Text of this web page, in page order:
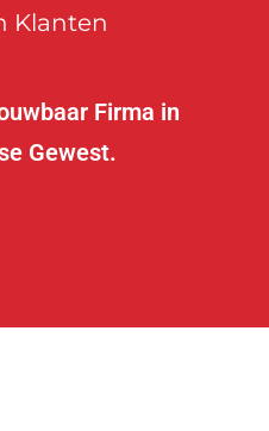
Klanten
Firma in
Gewest.